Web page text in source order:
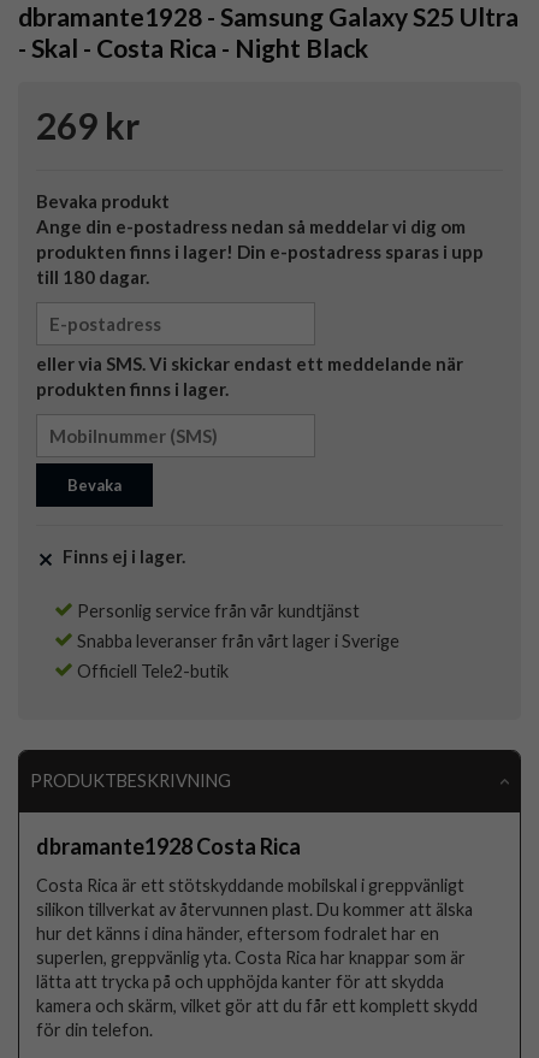
dbramante1928 - Samsung Galaxy S25 Ultra
- Skal - Costa Rica - Night Black
269 kr
Bevaka produkt
Ange din e-postadress nedan så meddelar vi dig om
produkten finns i lager! Din e-postadress sparas i upp
till 180 dagar.
eller via SMS. Vi skickar endast ett meddelande när
produkten finns i lager.
Bevaka
Finns ej i lager.
Personlig service från vår kundtjänst
Snabba leveranser från vårt lager i Sverige
Officiell Tele2-butik
PRODUKTBESKRIVNING
dbramante1928 Costa Rica
Costa Rica är ett stötskyddande mobilskal i greppvänligt
silikon tillverkat av återvunnen plast. Du kommer att älska
hur det känns i dina händer, eftersom fodralet har en
superlen, greppvänlig yta. Costa Rica har knappar som är
lätta att trycka på och upphöjda kanter för att skydda
kamera och skärm, vilket gör att du får ett komplett skydd
för din telefon.